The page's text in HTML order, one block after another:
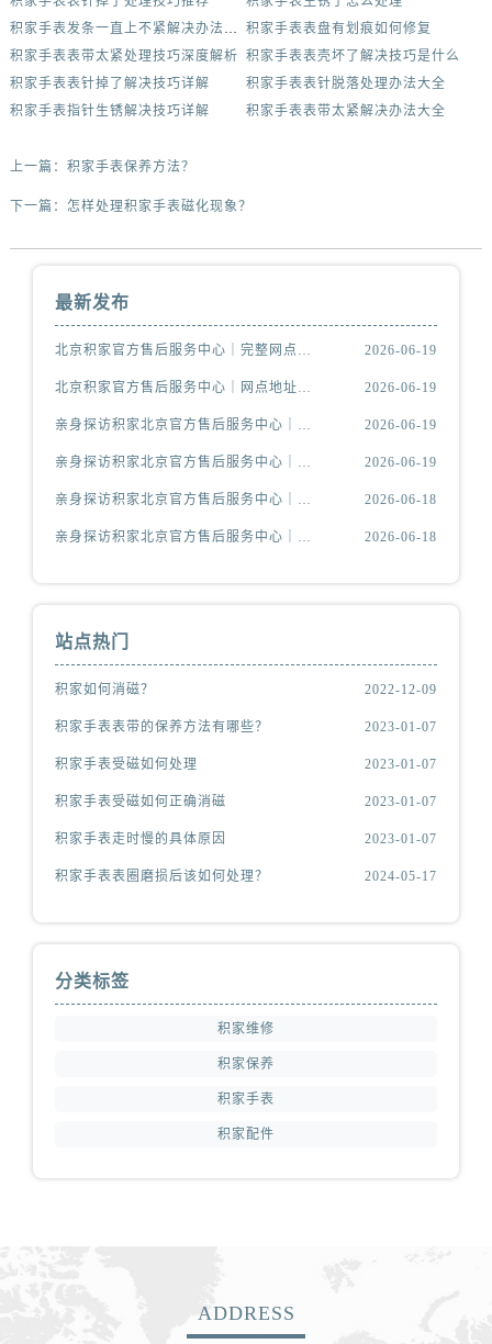
积家手表发条一直上不紧解决办法集锦
积家手表表盘有划痕如何修复
积家手表表带太紧处理技巧深度解析 积家手表表壳坏了解决技巧是什么
积家手表表针掉了解决技巧详解
积家手表表针脱落处理办法大全
积家手表指针生锈解决技巧详解
积家手表表带太紧解决办法大全
上一篇： 积家手表保养方法？
下一篇： 怎样处理积家手表磁化现象？
最新发布
北京积家官方售后服务中心｜完整网点地址与热线权威信息公示（2026年6月最新） 2026-06-19
北京积家官方售后服务中心｜网点地址及官方服务电话权威信息公示（2026年6月最新） 2026-06-19
亲身探访积家北京官方售后服务中心｜官方电话及服务网点地址（2026年6月最新） 2026-06-19
亲身探访积家北京官方售后服务中心｜网点地址与售后热线（2026年6月最新） 2026-06-19
亲身探访积家北京官方售后服务中心｜热线电话与网点地址（2026年6月最新） 2026-06-18
亲身探访积家北京官方售后服务中心｜全新官方服务电话与地址（2026年6月最新） 2026-06-18
站点热门
积家如何消磁？ 2022-12-09
积家手表表带的保养方法有哪些？ 2023-01-07
积家手表受磁如何处理 2023-01-07
积家手表受磁如何正确消磁 2023-01-07
积家手表走时慢的具体原因 2023-01-07
积家手表表圈磨损后该如何处理？ 2024-05-17
分类标签
积家维修
积家保养
积家手表
积家配件
ADDRESS